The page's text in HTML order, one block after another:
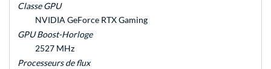
Classe GPU
NVIDIA GeForce RTX Gaming
GPU Boost-Horloge
2527 MHz
Processeurs de flux